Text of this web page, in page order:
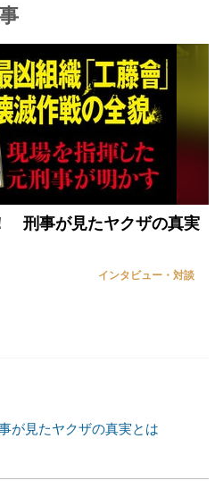
刑事が見たヤクザの真実
インタビュー・対談
が見たヤクザの真実とは